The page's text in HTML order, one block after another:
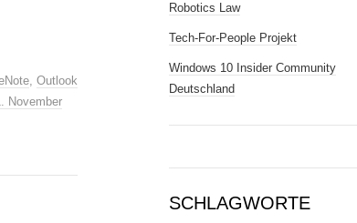
, Outlook
November
Robotics Law
Tech-For-People Projekt
Windows 10 Insider Community
Deutschland
SCHLAGWORTE